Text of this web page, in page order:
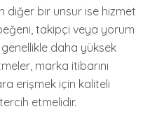
diğer bir unsur ise hizmet
takipçi veya yorum
daha yüksek
marka itibarını
erişmek için kaliteli
etmelidir.